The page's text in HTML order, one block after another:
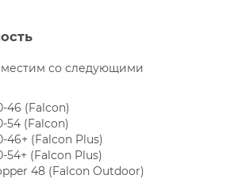
со следующими
46 (Falcon)
54 (Falcon)
46+ (Falcon Plus)
54+ (Falcon Plus)
48 (Falcon Outdoor)